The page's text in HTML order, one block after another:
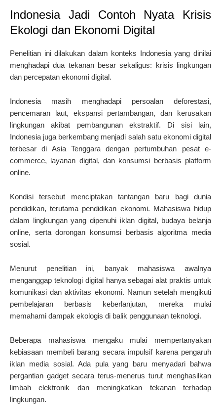
Indonesia Jadi Contoh Nyata Krisis
Ekologi dan Ekonomi Digital
Penelitian ini dilakukan dalam konteks Indonesia yang dinilai
menghadapi dua tekanan besar sekaligus: krisis lingkungan
dan percepatan ekonomi digital.
Indonesia masih menghadapi persoalan deforestasi,
pencemaran laut, ekspansi pertambangan, dan kerusakan
lingkungan akibat pembangunan ekstraktif. Di sisi lain,
Indonesia juga berkembang menjadi salah satu ekonomi digital
terbesar di Asia Tenggara dengan pertumbuhan pesat e-
commerce, layanan digital, dan konsumsi berbasis platform
online.
Kondisi tersebut menciptakan tantangan baru bagi dunia
pendidikan, terutama pendidikan ekonomi. Mahasiswa hidup
dalam lingkungan yang dipenuhi iklan digital, budaya belanja
online, serta dorongan konsumsi berbasis algoritma media
sosial.
Menurut penelitian ini, banyak mahasiswa awalnya
menganggap teknologi digital hanya sebagai alat praktis untuk
komunikasi dan aktivitas ekonomi. Namun setelah mengikuti
pembelajaran berbasis keberlanjutan, mereka mulai
memahami dampak ekologis di balik penggunaan teknologi.
Beberapa mahasiswa mengaku mulai mempertanyakan
kebiasaan membeli barang secara impulsif karena pengaruh
iklan media sosial. Ada pula yang baru menyadari bahwa
pergantian gadget secara terus-menerus turut menghasilkan
limbah elektronik dan meningkatkan tekanan terhadap
lingkungan.